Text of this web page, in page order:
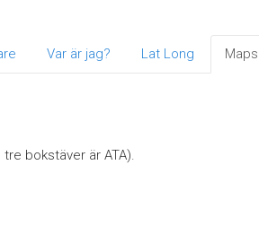
Var är jag? Lat Long Maps
bokstäver är ATA).